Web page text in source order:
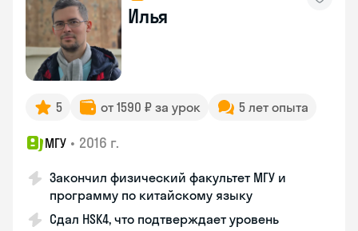
Илья
5 от 1590 ₽ за урок 5 лет опыта
МГУ • 2016 г.
Закончил физический факультет МГУ и
программу по китайскому языку
Сдал HSK4, что подтверждает уровень